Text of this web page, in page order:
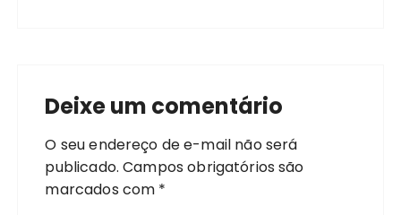
Deixe um comentário
O seu endereço de e-mail não será
publicado. Campos obrigatórios são
marcados com *